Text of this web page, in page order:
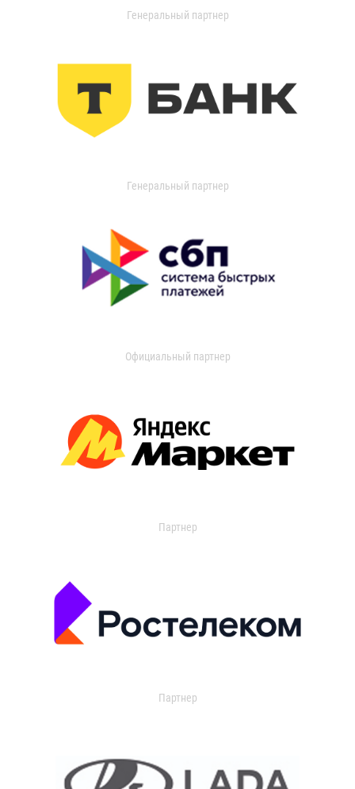
Генеральный партнер
Генеральный партнер
Официальный партнер
Партнер
Партнер